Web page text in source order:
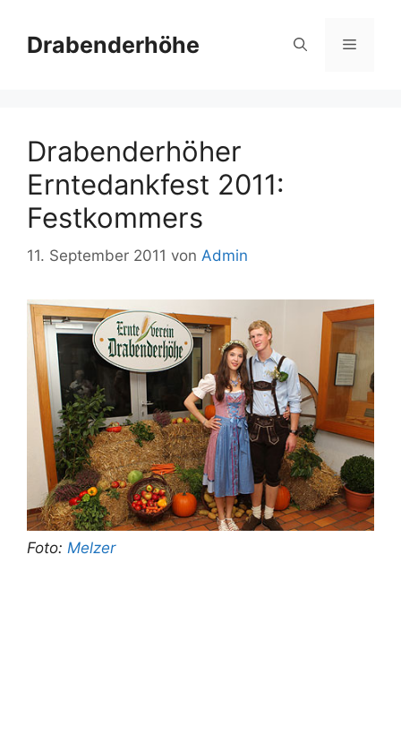
Inhalt
springen
Drabenderhöhe Menü
Drabenderhöher
Erntedankfest 2011:
Festkommers
11. September 2011 von Admin
Foto: Melzer